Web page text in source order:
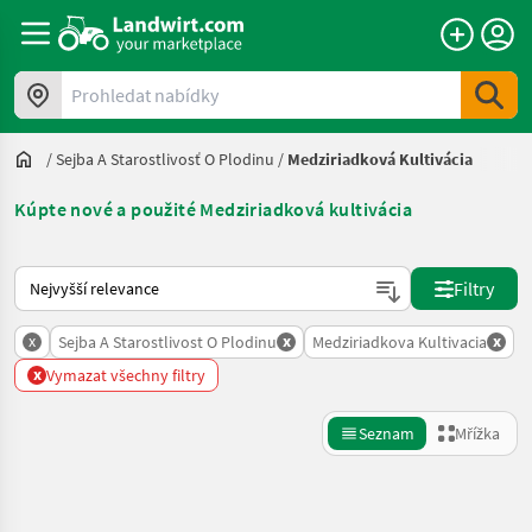
Prohledat nabídky
/Sejba A Starostlivosť O Plodinu / Medziriadková Kultivácia
Kúpte nové a použité Medziriadková kultivácia
Takto se řadí nabídky na Landwirt.com
Filtry
x Sejba A Starostlivost O Plodinu x Medziriadkova Kultivacia x
x Vymazat všechny filtry
Seznam Mřížka